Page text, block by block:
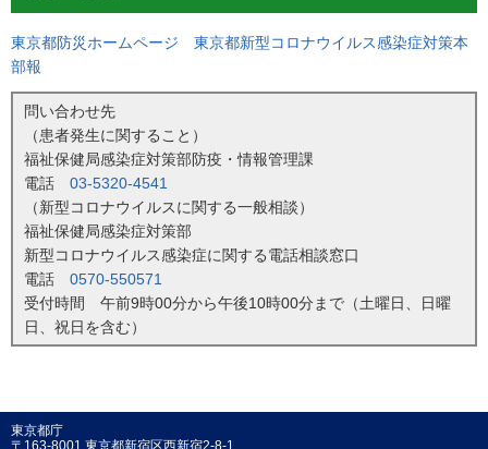
東京都防災ホームページ 東京都新型コロナウイルス感染症対策本
部報
問い合わせ先
（患者発生に関すること）
福祉保健局感染症対策部防疫・情報管理課
電話 03-5320-4541
（新型コロナウイルスに関する一般相談）
福祉保健局感染症対策部
新型コロナウイルス感染症に関する電話相談窓口
電話 0570-550571
受付時間 午前9時00分から午後10時00分まで（土曜日、日曜
日、祝日を含む）
東京都庁
〒163-8001 東京都新宿区西新宿2-8-1